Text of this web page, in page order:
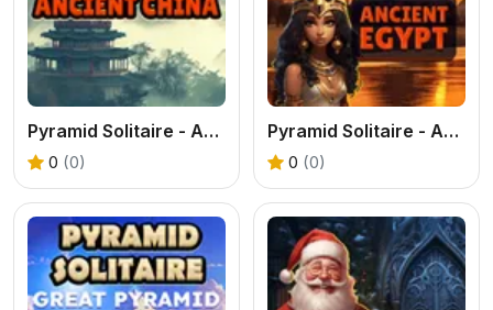
Pyramid Solitaire - Ancient China
0 (0)
Pyramid Solitaire - Ancient Egypt
0 (0)